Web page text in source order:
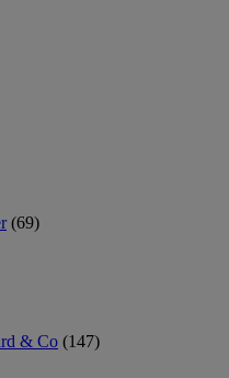
(69)
& Co (147)